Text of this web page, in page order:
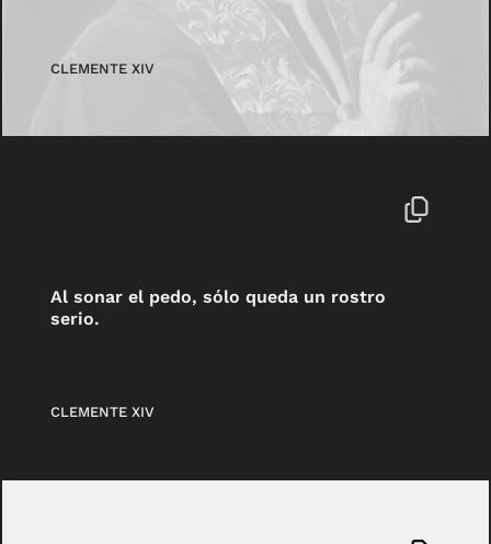
CLEMENTE XIV
Al sonar el pedo, sólo queda un rostro
serio.
CLEMENTE XIV